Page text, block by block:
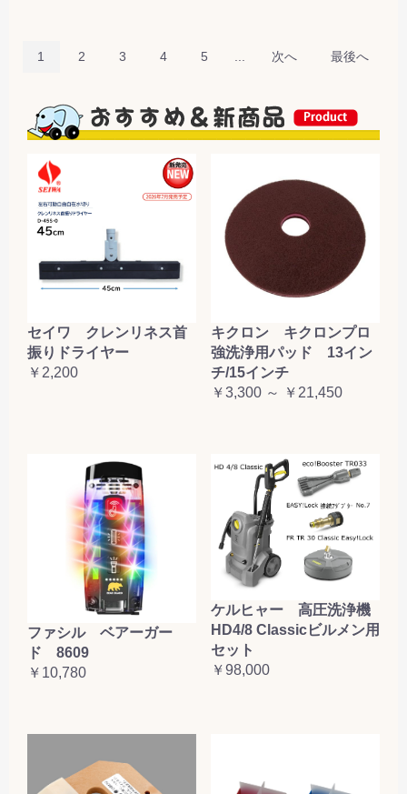
1 2 3 4 5 次へ 最後へ
セイワ クレンリネス首
振りドライヤー
￥2,200
キクロン キクロンプロ
強洗浄用パッド 13イン
チ/15インチ
￥3,300 ～ ￥21,450
ファシル ベアーガー
ド 8609
￥10,780
ケルヒャー 高圧洗浄機
HD4/8 Classicビルメン用
セット
￥98,000